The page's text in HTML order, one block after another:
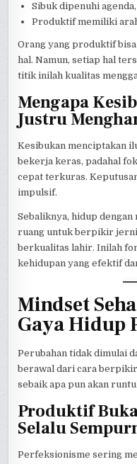
Sibuk dipenuhi
Produktif memiliki
Orang yang produktif
hal. Namun, setiap hal
titik inilah kualitas
Mengapa
Justru
Kesibukan menciptakan
bekerja keras, padahal
cepat terkuras.
impulsif.
Sebaliknya, hidup
ruang untuk berpikir
berkualitas lahir. Inilah
kehidupan yang efektif
Mindset
Gaya Hidup
Perubahan tidak dimulai
berawal dari cara
sebaik apa pun akan
Produktif
Selalu
Perfeksionisme sering